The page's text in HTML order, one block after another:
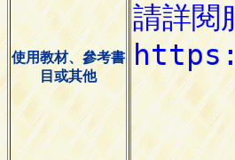
使用教材、參考書
目或其他